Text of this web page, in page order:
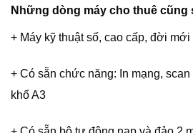
Những dòng máy cho thuê cũng
+ Máy kỹ thuật số, cao cấp, đời mới
+ Có sẵn chức năng: In mạng,
khổ A3